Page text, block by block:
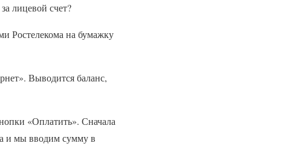
лицевой счет?
Ростелекома на бумажку
Выводится баланс,
«Оплатить». Сначала
и мы вводим сумму в